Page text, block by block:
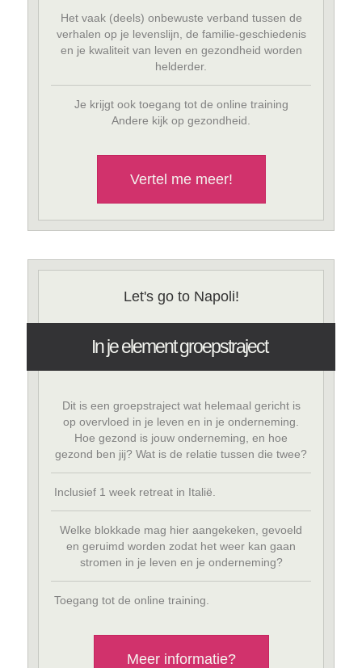
Het vaak (deels) onbewuste verband tussen de
verhalen op je levenslijn, de familie-geschiedenis
en je kwaliteit van leven en gezondheid worden
helderder.
Je krijgt ook toegang tot de online training
Andere kijk op gezondheid.
Vertel me meer!
Let's go to Napoli!
In je element groepstraject
Dit is een groepstraject wat helemaal gericht is
op overvloed in je leven en in je onderneming.
Hoe gezond is jouw onderneming, en hoe
gezond ben jij? Wat is de relatie tussen die twee?
Inclusief 1 week retreat in Italië.
Welke blokkade mag hier aangekeken, gevoeld
en geruimd worden zodat het weer kan gaan
stromen in je leven en je onderneming?
Toegang tot de online training.
Meer informatie?